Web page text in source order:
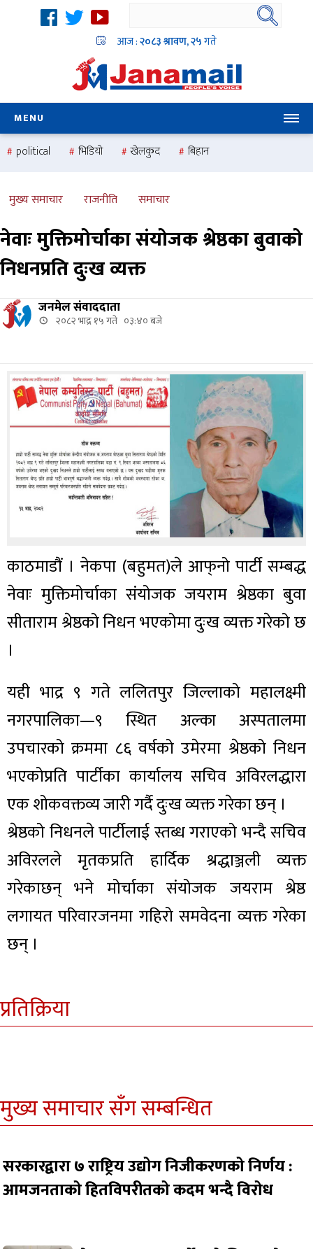
आज :२०८३ श्रावण, २५गते
MENU
political भिडियो खेलकुद
बिहान
national
health
मुख्य समाचार राजनीति समाचार
नेवाः मुक्तिमोर्चाका संयोजक श्रेष्ठका बुवाको
निधनप्रति दुःख व्यक्त
जनमेल संवाददाता
२०८२ भाद्र १५ गते ०३:४० बजे
काठमाडौं । नेकपा (बहुमत)ले आफ्‌नो पार्टी सम्बद्ध
नेवाः मुक्तिमोर्चाका संयोजक जयराम श्रेष्ठका बुवा
सीताराम श्रेष्ठको निधन भएकोमा दुःख व्यक्त गरेको छ
।
यही भाद्र ९ गते ललितपुर जिल्लाको महालक्ष्मी
नगरपालिका—९ स्थित अल्का अस्पतालमा
उपचारको क्रममा ८६ वर्षको उमेरमा श्रेष्ठको निधन
भएकोप्रति पार्टीका कार्यालय सचिव अविरलद्धारा
एक शोकवक्तव्य जारी गर्दै दुःख व्यक्त गरेका छन् ।
श्रेष्ठको निधनले पार्टीलाई स्तब्ध गराएको भन्दै सचिव
अविरलले मृतकप्रति हार्दिक श्रद्धाञ्जली व्यक्त
गरेकाछन् भने मोर्चाका संयोजक जयराम श्रेष्ठ
लगायत परिवारजनमा गहिरो समवेदना व्यक्त गरेका
छन् ।
प्रतिक्रिया
मुख्य समाचार सँग सम्बन्धित
सरकारद्वारा ७ राष्ट्रिय उद्योग निजीकरणको निर्णय :
आमजनताको हितविपरीतको कदम भन्दै विरोध